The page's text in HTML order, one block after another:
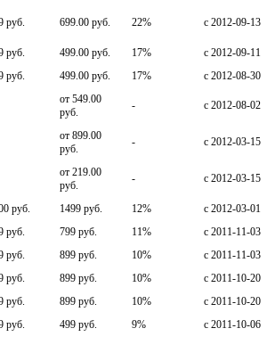
руб. 699.00 руб. 22% c 2012-09-13
руб. 499.00 руб. 17% c 2012-09-11
руб. 499.00 руб. 17% c 2012-08-30
от 549.00
руб.
- c 2012-08-02
от 899.00
руб.
- c 2012-03-15
от 219.00
руб.
- c 2012-03-15
руб. 1499 руб. 12% c 2012-03-01
руб. 799 руб. 11% c 2011-11-03
руб. 899 руб. 10% c 2011-11-03
руб. 899 руб. 10% c 2011-10-20
руб. 899 руб. 10% c 2011-10-20
руб. 499 руб. 9% c 2011-10-06